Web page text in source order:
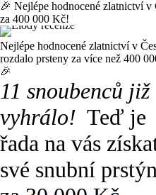
🎉 Nejlépe hodnocené zlatnictví
za 400 000 Kč!
Nejlépe hodnocené zlatnictví v
rozdalo prsteny za více než 400
🎉
11 snoubenců již
vyhrálo! Teď je
řada na vás
své snubní